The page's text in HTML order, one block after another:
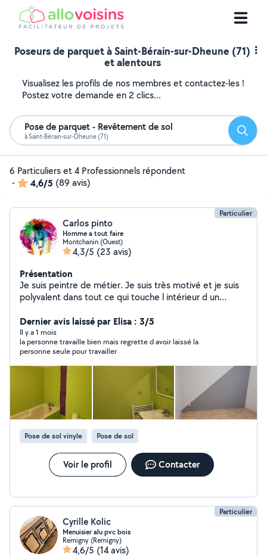
Poseurs de parquet à Saint-Bérain-sur-Dheune (71)
et alentours
Visualisez les profils de nos membres et contactez-les !
Postez votre demande en 2 clics...
Pose de parquet - Revêtement de sol
à Saint-Bérain-sur-Dheune (71)
6 Particuliers et 4 Professionnels répondent
-
4,6/5 (89 avis)
Particulier
Carlos pinto
Homme a tout faire
Montchanin (Ouest)
4,3/5 (23 avis)
Présentation
Je suis peintre de métier. Je suis très motivé et je suis
polyvalent dans tout ce qui touche l intérieur d un
Dernier avis laissé par Elisa : 3/5
Il y a 1 mois
la personne travaille bien mais regrette d avoir laissé la
personne seule pour travailler
Pose de sol vinyle Pose de sol
Voir le profil Contacter
Particulier
Cyrille Kolic
Menuisier alu pvc bois
Remigny (Remigny)
4,6/5 (14 avis)